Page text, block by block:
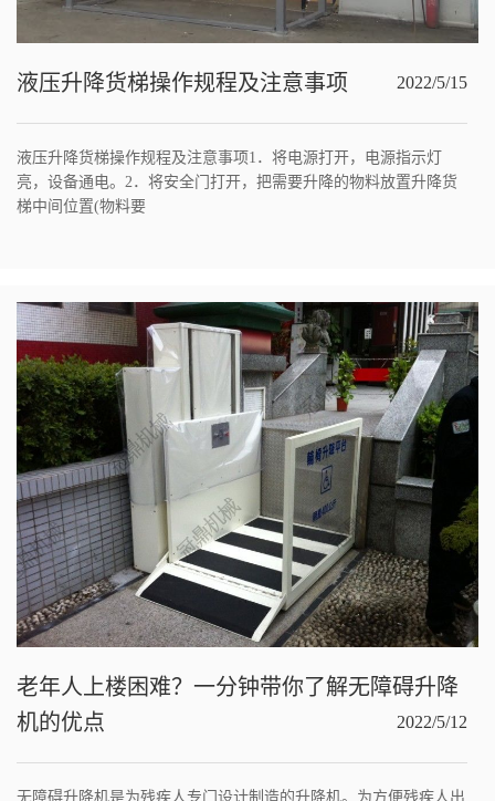
液压升降货梯操作规程及注意事项 2022/5/15
液压升降货梯操作规程及注意事项1．将电源打开，电源指示灯
亮，设备通电。2．将安全门打开，把需要升降的物料放置升降货
梯中间位置(物料要
老年人上楼困难？一分钟带你了解无障碍升降
机的优点
2022/5/12
无障碍升降机是为残疾人专门设计制造的升降机。为方便残疾人出